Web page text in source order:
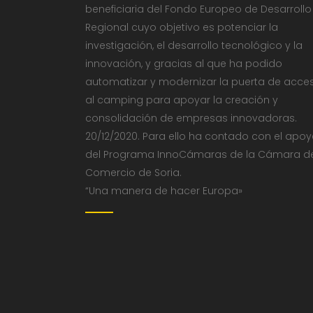
beneficiaria del Fondo Europeo de Desarrollo
Regional cuyo objetivo es potenciar la
investigación, el desarrollo tecnológico y la
innovación, y gracias al que ha podido
automatizar y modernizar la puerta de
al camping para apoyar la creación y
consolidación de empresas innovadoras.
20/12/2020. Para ello ha contado con el
del Programa InnoCámaras de la Cámara
Comercio de Soria.
“Una manera de hacer Europa»